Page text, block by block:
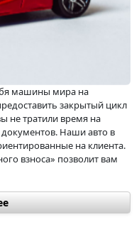
машины мира на
закрытый цикл
не тратили время на
Наши авто в
на клиента.
взноса» позволит вам
ассортимент
различным вкусам и